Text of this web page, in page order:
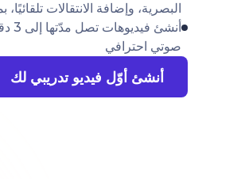
البصرية، وإضافة الانتقالات
صوتي احترافي
أنشئ أوّل فيديو تدريبي لك